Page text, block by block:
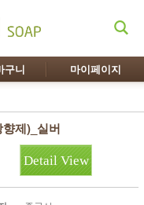
구니 마이페이지
제)_실버
Detail View